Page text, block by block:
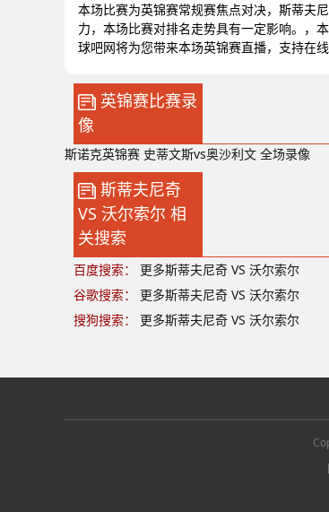
本场比赛为英锦赛常规赛焦点对决，斯蒂夫
力，本场比赛对排名走势具有一定影响。，本
球吧网将为您带来本场英锦赛直播，支持在
英锦赛比赛录
像
斯诺克英锦赛 史蒂文斯vs奥沙利文 全场录像
斯蒂夫尼奇
VS 沃尔索尔 相
关搜索
百度搜索：
更多斯蒂夫尼奇 VS 沃尔索尔
谷歌搜索：
更多斯蒂夫尼奇 VS 沃尔索尔
搜狗搜索：
更多斯蒂夫尼奇 VS 沃尔索尔